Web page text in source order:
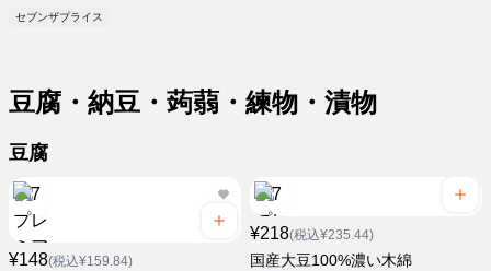
セブンザプライス
豆腐・納豆・蒟蒻・練物・漬物
豆腐
¥148(税込¥159.84)
¥218(税込¥235.44)
国産大豆100%濃い木綿